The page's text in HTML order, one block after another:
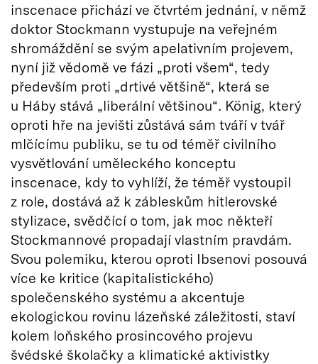
inscenace přichází ve čtvrtém jednání, v němž
doktor Stockmann vystupuje na veřejném
shromáždění se svým apelativním projevem,
nyní již vědomě ve fázi „proti všem“, tedy
především proti „drtivé většině“, která se
u Háby stává „liberální většinou“. König, který
oproti hře na jevišti zůstává sám tváří v tvář
mlčícímu publiku, se tu od téměř civilního
vysvětlování uměleckého konceptu
inscenace, kdy to vyhlíží, že téměř vystoupil
z role, dostává až k zábleskům hitlerovské
stylizace, svědčící o tom, jak moc někteří
Stockmannové propadají vlastním pravdám.
Svou polemiku, kterou oproti Ibsenovi posouvá
více ke kritice (kapitalistického)
společenského systému a akcentuje
ekologickou rovinu lázeňské záležitosti, staví
kolem loňského prosincového projevu
švédské školačky a klimatické aktivistky